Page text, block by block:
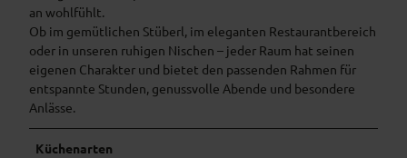
an wohlfühlt.
Ob im gemütlichen Stüberl, im eleganten Restaurantbereich
oder in unseren ruhigen Nischen – jeder Raum hat seinen
eigenen Charakter und bietet den passenden Rahmen für
entspannte Stunden, genussvolle Abende und besondere
Anlässe.
Küchenarten